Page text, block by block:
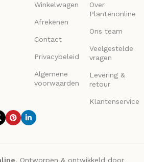
Winkelwagen
Afrekenen
Contact
Privacybeleid
Algemene
voorwaarden
Over
Plantenonline
Ons team
Veelgestelde
vragen
Levering &
retour
Klantenservice
. Ontworpen & ontwikkeld door